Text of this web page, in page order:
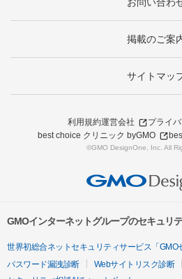
掲載のご案
サイトマッ
利用規約運営会社
プライ
best choice クリニック byGMO
©GMO DesignOne, Inc. All
GMOインターネットグループのセキュリ
世界初総合ネットセキュリティサービス「GMO
パスワード漏洩診断
Webサイトリスク診断